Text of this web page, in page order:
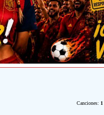
Canciones: 1